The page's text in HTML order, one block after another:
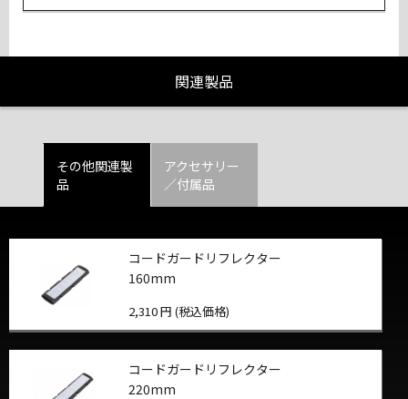
関連製品
その他関連製
品
アクセサリー
／付属品
コードガードリフレクター
160mm
2,310 円 (税込価格)
コードガードリフレクター
220mm